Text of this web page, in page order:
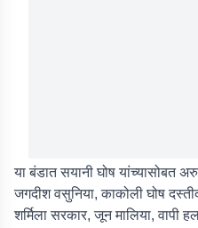
या बंडात सयानी घोष यांच्यासोबत
जगदीश वसुनिया, काकोली घोष
शर्मिला सरकार, जून मालिया,